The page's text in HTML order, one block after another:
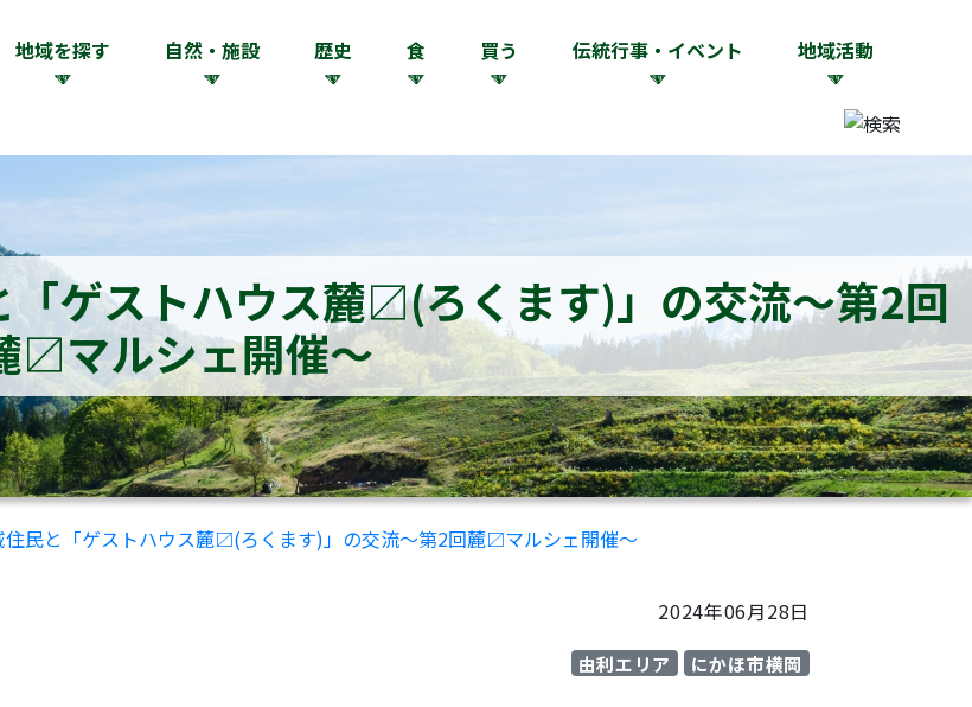
地域を探す 自然・施設 歴史 食 買う 伝統行事・イベント 地域活動
ゲストハウス麓〼(ろくます)」の交流～第2回
〼マルシェ開催～
民と「ゲストハウス麓〼(ろくます)」の交流～第2回麓〼マルシェ開催～
2024年06月28日
由利エリア にかほ市横岡